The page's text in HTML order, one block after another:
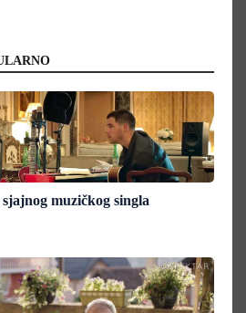
muzičkog singla